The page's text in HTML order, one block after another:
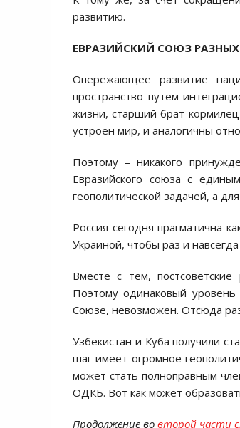
развитию.
ЕВРАЗИЙСКИЙ СОЮЗ
Опережающее развитие
пространство путем
жизни, старший брат-
устроен мир, и аналогичны
Поэтому – никакого
Евразийского союза с
геополитической задачей, а
Россия сегодня прагматична
Украиной, чтобы раз и
Вместе с тем,
Поэтому одинаковый
Союзе, невозможен. Отсюда
Узбекистан и Куба получили
шаг имеет огромное
может стать полноправным
ОДКБ. Вот как может
Продолжение во второй части